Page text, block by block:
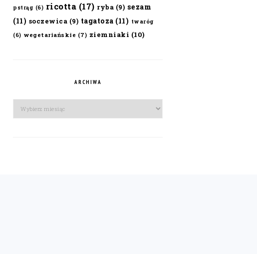
pstrąg (6) ricotta (17) ryba (9) sezam
(11) soczewica (9) tagatoza (11) twaróg
(6) wegetariańskie (7) ziemniaki (10)
ARCHIWA
Archiwa